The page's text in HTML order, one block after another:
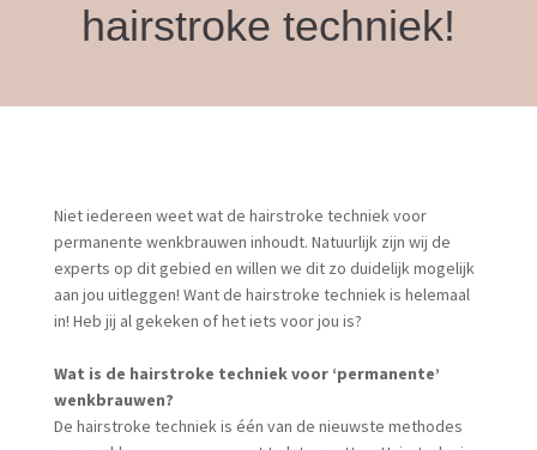
hairstroke techniek!
Niet iedereen weet wat de hairstroke techniek voor
permanente wenkbrauwen inhoudt. Natuurlijk zijn wij de
experts op dit gebied en willen we dit zo duidelijk mogelijk
aan jou uitleggen! Want de hairstroke techniek is helemaal
in! Heb jij al gekeken of het iets voor jou is?
Wat is de hairstroke techniek voor ‘permanente’
wenkbrauwen?
De hairstroke techniek is één van de nieuwste methodes